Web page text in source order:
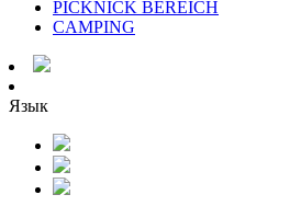
PICKNICK BEREICH
CAMPING
Язык